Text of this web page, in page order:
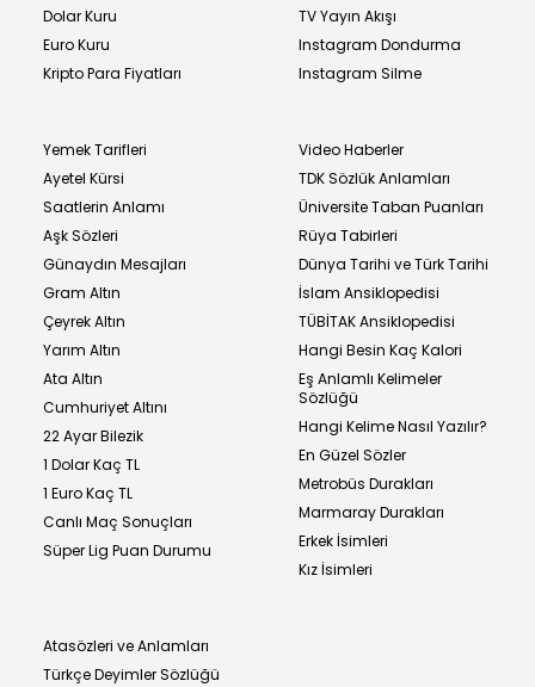
Dolar Kuru
Euro Kuru
Kripto Para Fiyatları
TV Yayın Akışı
Instagram Dondurma
Instagram Silme
Yemek Tarifleri
Ayetel Kürsi
Saatlerin Anlamı
Aşk Sözleri
Günaydın Mesajları
Gram Altın
Çeyrek Altın
Yarım Altın
Ata Altın
Cumhuriyet Altını
22 Ayar Bilezik
1 Dolar Kaç TL
1 Euro Kaç TL
Canlı Maç Sonuçları
Süper Lig Puan Durumu
Video Haberler
TDK Sözlük Anlamları
Üniversite Taban Puanları
Rüya Tabirleri
Dünya Tarihi ve Türk Tarihi
İslam Ansiklopedisi
TÜBİTAK Ansiklopedisi
Hangi Besin Kaç Kalori
Eş Anlamlı Kelimeler
Sözlüğü
Hangi Kelime Nasıl Yazılır?
En Güzel Sözler
Metrobüs Durakları
Marmaray Durakları
Erkek İsimleri
Kız İsimleri
Atasözleri ve Anlamları
Türkçe Deyimler Sözlüğü